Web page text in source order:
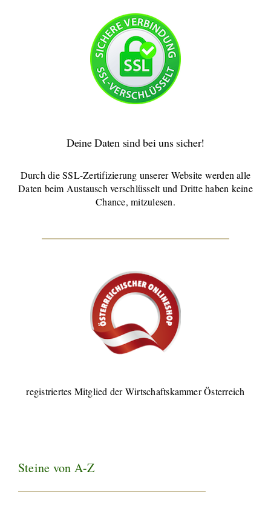
Deine Daten sind bei uns sicher!
Durch die SSL-Zertifizierung unserer Website werden alle
Daten beim Austausch verschlüsselt und Dritte haben keine
Chance, mitzulesen.
registriertes Mitglied der Wirtschaftskammer Österreich
Steine von A-Z